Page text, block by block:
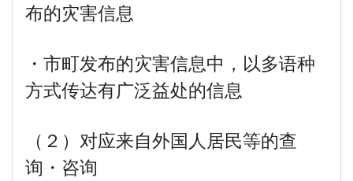
布的灾害信息
・市町发布的灾害信息中，以多语种
方式传达有广泛益处的信息
（２）对应来自外国人居民等的查
询・咨询